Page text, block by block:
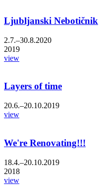
Ljubljanski Nebotičnik
2.7.–30.8.2020
2019
view
Layers of time
20.6.–20.10.2019
view
We're Renovating!!!
18.4.–20.10.2019
2018
view